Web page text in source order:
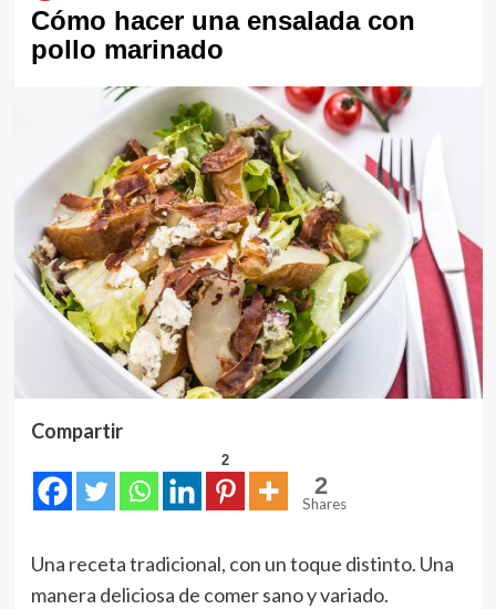
Cómo hacer una ensalada con
pollo marinado
Compartir
2
2
Shares
Una receta tradicional, con un toque distinto. Una
manera deliciosa de comer sano y variado.